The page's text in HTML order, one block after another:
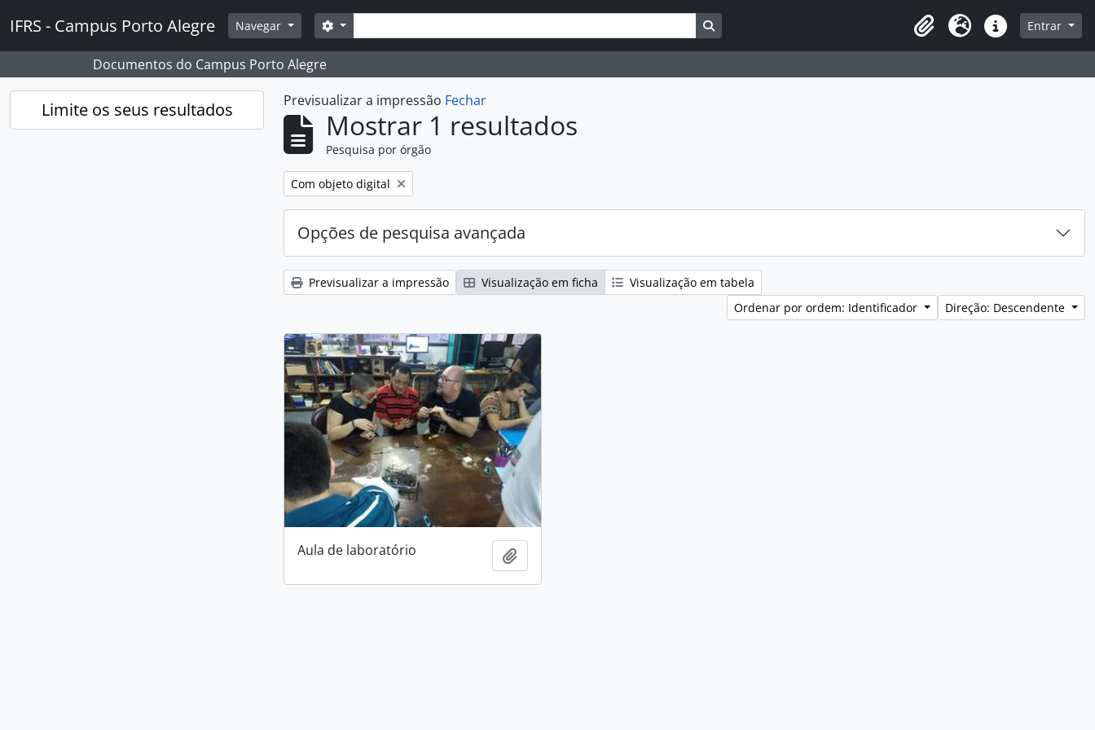
IFRS - Campus Porto Alegre Navegar Pesquisar
Opções de busca Busque na página de navegação
Idioma Ligações rápidas
Entrar
Documentos do Campus Porto Alegre
Limite os seus resultados Previsualizar a impressão Fechar
Mostrar 1 resultados
Pesquisa por órgão
Remover filtro:
Com objeto digital
Opções de pesquisa avançada
Previsualizar a impressão Visualização em ficha
Visualização em tabela
Ordenar por ordem: Identificador
Direção: Descendente
Aula de laboratório